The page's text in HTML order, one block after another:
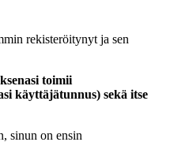
rekisteröitynyt ja sen
toimii
käyttäjätunnus) sekä itse
sinun on ensin